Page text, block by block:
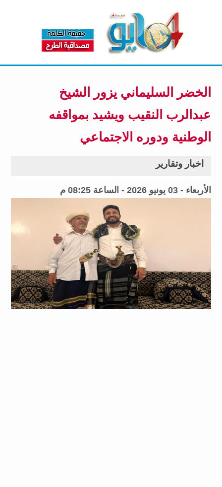
الخضر السليماني يزور الشيخ
عبدالرب النقيب ويشيد بمواقفه
الوطنية ودوره الاجتماعي
اخبار وتقارير
الأربعاء - 03 يونيو 2026 - الساعة 08:25 م